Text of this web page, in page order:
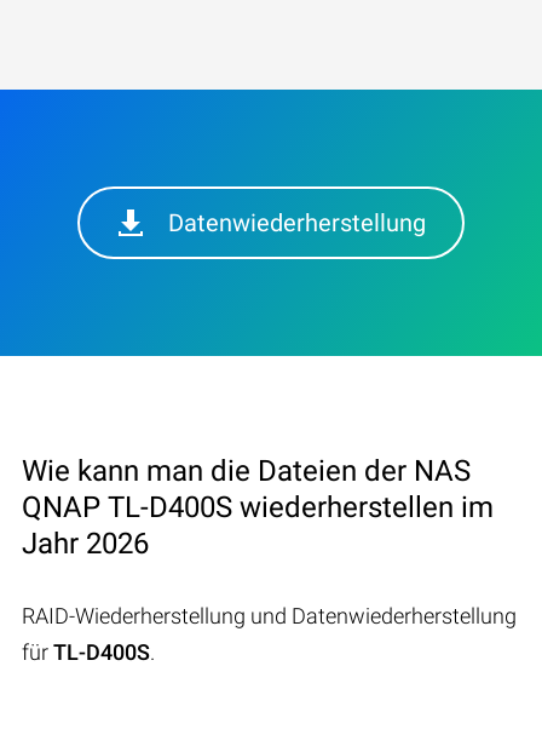
Datenwiederherstellung
Wie kann man die Dateien der NAS
QNAP TL-D400S wiederherstellen im
Jahr 2026
RAID-Wiederherstellung und Datenwiederherstellung
fürTL-D400S.